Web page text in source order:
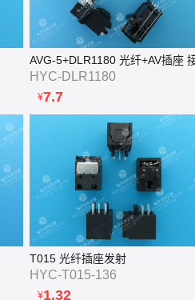
AVG-5+DLR1180 光纤+AV插座
HYC-DLR1180
¥7.7
T015 光纤插座发射
HYC-T015-136
¥1.32